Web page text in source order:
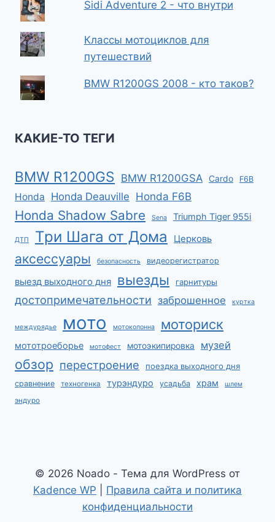
Sidi Adventure 2 - что внутри
Классы мотоциклов для
путешествий
BMW R1200GS 2008 - кто таков?
КАКИЕ-ТО ТЕГИ
BMW R1200GS BMW R1200GSA Cardo F6B
Honda Honda Deauville Honda F6B
Honda Shadow Sabre Sena Triumph Tiger 955i
ДТП Три Шага от Дома Церковь
аксессуары безопасность видеорегистратор
выезд выходного дня выезды гарнитуры
достопримечательности заброшенное куртка
междурядье мото мотоколонна моториск
мототроеборье мотофест мотоэкипировка музей
обзор перестроение поездка выходного дня
сравнение техногенка турэндуро усадьба храм шлем
эндуро
© 2026 Noado - Тема для WordPress от
Kadence WP
Правила сайта и политика
конфиденциальности